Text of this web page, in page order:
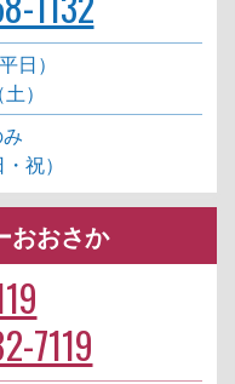
日）
）
祝）
おおさか
7119